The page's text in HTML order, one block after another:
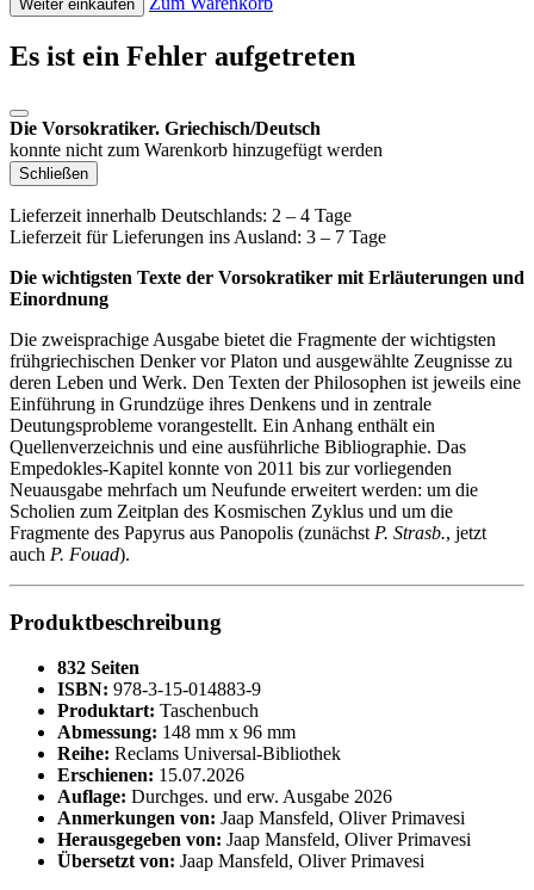
Weiter einkaufen
Es ist ein Fehler aufgetreten
Die Vorsokratiker. Griechisch/Deutsch
konnte nicht zum Warenkorb hinzugefügt werden
Schließen
Lieferzeit innerhalb Deutschlands: 2 – 4 Tage
Lieferzeit für Lieferungen ins Ausland: 3 – 7 Tage
Die wichtigsten Texte der Vorsokratiker mit Erläuterungen und
Einordnung
Die zweisprachige Ausgabe bietet die Fragmente der wichtigsten
frühgriechischen Denker vor Platon und ausgewählte Zeugnisse zu
deren Leben und Werk. Den Texten der Philosophen ist jeweils eine
Einführung in Grundzüge ihres Denkens und in zentrale
Deutungsprobleme vorangestellt. Ein Anhang enthält ein
Quellenverzeichnis und eine ausführliche Bibliographie. Das
Empedokles-Kapitel konnte von 2011 bis zur vorliegenden
Neuausgabe mehrfach um Neufunde erweitert werden: um die
Scholien zum Zeitplan des Kosmischen Zyklus und um die
Fragmente des Papyrus aus Panopolis (zunächst P. Strasb., jetzt
auch P. Fouad).
Produktbeschreibung
832 Seiten
ISBN: 978-3-15-014883-9
Produktart: Taschenbuch
Abmessung: 148 mm x 96 mm
Reihe: Reclams Universal-Bibliothek
Erschienen: 15.07.2026
Auflage: Durchges. und erw. Ausgabe 2026
Anmerkungen von: Jaap Mansfeld, Oliver Primavesi
Herausgegeben von: Jaap Mansfeld, Oliver Primavesi
Übersetzt von: Jaap Mansfeld, Oliver Primavesi